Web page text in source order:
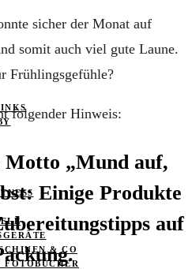
& CO
FOTOBÜCHER
sicher der Monat auf
somit auch viel gute Laune.
Frühlingsgefühle?
folgender Hinweis:
„Mund auf,
Einige Produkte
auf